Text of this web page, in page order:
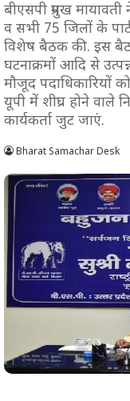
बीएसपी प्रमुख
व सभी 75 जिलों के
विशेष बैठक की. इस
घटनाक्रमों आदि से
मौजूद पदाधिकारियों
यूपी में शीघ्र होने वाले
कार्यकर्ता जुट जाएं.
Bharat Samachar Desk